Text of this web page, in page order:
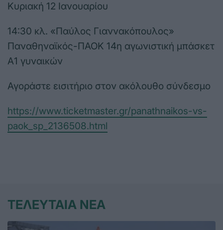
Κυριακή 12 Ιανουαρίου
14:30 κλ. «Παύλος Γιαννακόπουλος»
Παναθηναϊκός-ΠΑΟΚ 14η αγωνιστική μπάσκετ
Α1 γυναικών
Αγοράστε εισιτήριο στον ακόλουθο σύνδεσμο
https://www.ticketmaster.gr/panathnaikos-vs-
paok_sp_2136508.html
ΤΕΛΕΥΤΑΙΑ ΝΕΑ